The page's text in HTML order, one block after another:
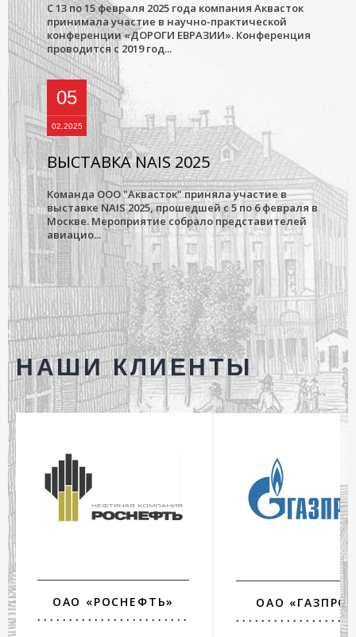
С 13 по 15 февраля 2025 года компания Аквасток
принимала участие в научно-практической
конференции «ДОРОГИ ЕВРАЗИИ». Конференция
проводится с 2019 год...
05
02.2025
ВЫСТАВКА NAIS 2025
Команда ООО "Аквасток" приняла участие в
выставке NAIS 2025, прошедшей с 5 по 6 февраля в
Москве. Мероприятие собрало представителей
авиацио...
НАШИ КЛИЕНТЫ
ОАО «РОСНЕФТЬ» ОАО